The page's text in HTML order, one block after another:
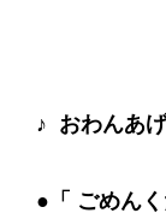
♪ おわんあ
●「 ごめん